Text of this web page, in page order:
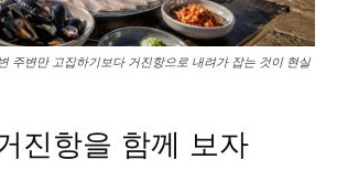
주변만 고집하기보다 거진항으로 내려가 잡는 것이 현실
진항을 함께 보자